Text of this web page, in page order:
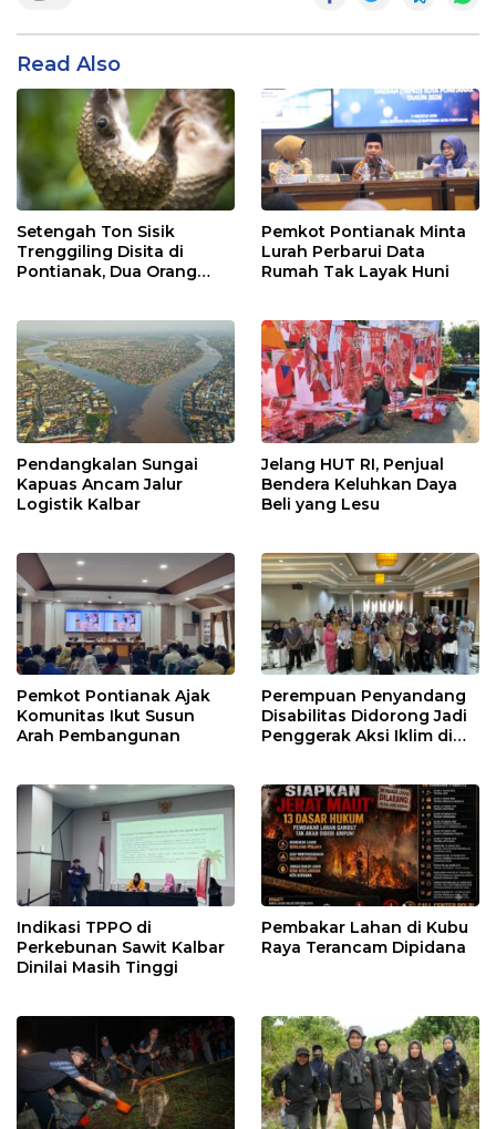
Read Also
Setengah Ton Sisik
Trenggiling Disita di
Pontianak, Dua Orang
Pemkot Pontianak Minta
Lurah Perbarui Data
Rumah Tak Layak Huni
Pendangkalan Sungai
Kapuas Ancam Jalur
Logistik Kalbar
Jelang HUT RI, Penjual
Bendera Keluhkan Daya
Beli yang Lesu
Pemkot Pontianak Ajak
Komunitas Ikut Susun
Arah Pembangunan
Perempuan Penyandang
Disabilitas Didorong Jadi
Penggerak Aksi Iklim di
Indikasi TPPO di
Perkebunan Sawit Kalbar
Dinilai Masih Tinggi
Pembakar Lahan di Kubu
Raya Terancam Dipidana